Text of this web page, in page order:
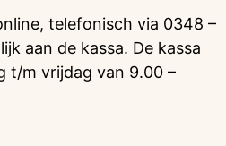
telefonisch via 0348 –
aan de kassa. De kassa
t/m vrijdag van 9.00 –